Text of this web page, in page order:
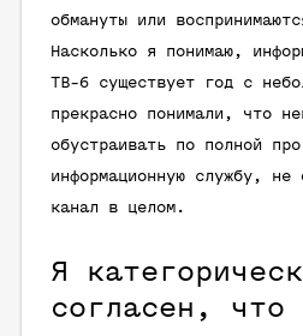
обмануты или
Насколько я понимаю,
ТВ-6 существует год с
прекрасно понимали, что
обустраивать по полной
информационную службу, не
канал в целом.
Я
согласен, что